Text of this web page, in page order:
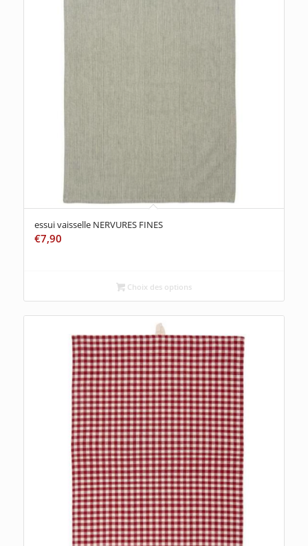
essui vaisselle NERVURES FINES
€7,90
Choix des options